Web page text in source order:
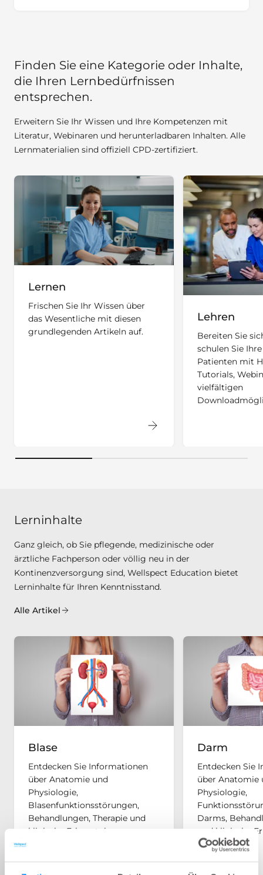
Finden Sie eine Kategorie oder Inhalte,
die Ihren Lernbedürfnissen
entsprechen.
Erweitern Sie Ihr Wissen und Ihre Kompetenzen mit
Literatur, Webinaren und herunterladbaren Inhalten. Alle
Lernmaterialien sind offiziell CPD-zertifiziert.
Lernen
Frischen Sie Ihr Wissen über
das Wesentliche mit diesen
grundlegenden Artikeln auf.
Lehren
Bereiten Sie
schulen Sie
Patienten mit
Tutorials,
vielfältigen
Lerninhalte
Ganz gleich, ob Sie pflegende, medizinische oder
ärztliche Fachperson oder völlig neu in der
Kontinenzversorgung sind, Wellspect Education bietet
Lerninhalte für Ihren Kenntnisstand.
Alle Artikel
Blase
Entdecken Sie Informationen
über Anatomie und
Physiologie,
Blasenfunktionsstörungen,
Behandlungen, Therapie und
klinische Erkenntnisse.
Darm
Entdecken Sie
über Anatomie
Physiologie,
Darms,
und klinische